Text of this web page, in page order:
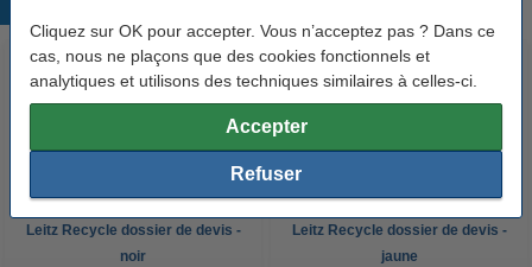
Cliquez sur OK pour accepter. Vous n’acceptez pas ? Dans ce
cas, nous ne plaçons que des cookies fonctionnels et
analytiques et utilisons des techniques similaires à celles-ci.
Accepter
Refuser
Leitz Recycle dossier de devis -
noir
Leitz Recycle dossier de devis -
jaune